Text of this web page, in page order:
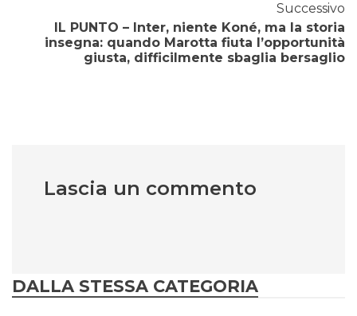
Successivo
IL PUNTO – Inter, niente Koné, ma la storia
insegna: quando Marotta fiuta l’opportunità
giusta, difficilmente sbaglia bersaglio
Lascia un commento
DALLA STESSA CATEGORIA